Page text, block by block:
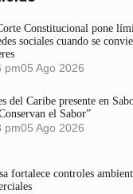
Constitucional pone
sociales cuando se
pm05 Ago 2026
del Caribe presente en
el Sabor”
pm05 Ago 2026
fortalece controles